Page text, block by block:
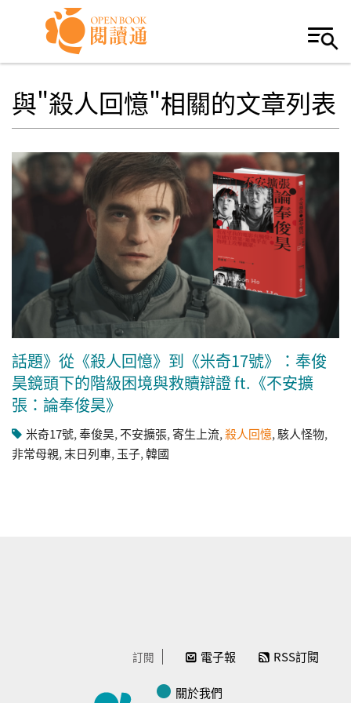
Skip to navigation
移至主內容
與"殺人回憶"相關的文章列表
話題》從《殺人回憶》到《米奇17號》：奉俊
昊鏡頭下的階級困境與救贖辯證 ft.《不安擴
張：論奉俊昊》
米奇17號,奉俊昊,不安擴張,寄生上流,殺人回憶, 駭人怪物,
非常母親, 末日列車, 玉子,韓國
訂閱 電子報 RSS訂閱
關於我們